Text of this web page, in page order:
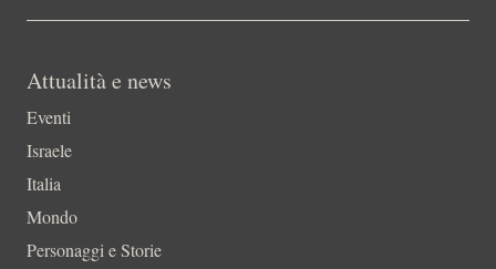
Attualità e news
Eventi
Israele
Italia
Mondo
Personaggi e Storie